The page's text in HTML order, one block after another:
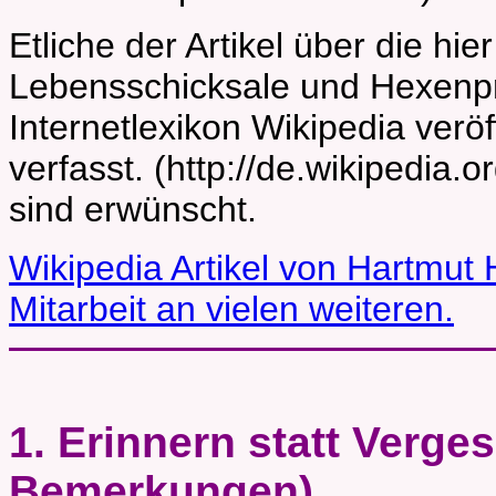
Etliche der Artikel über die
Lebensschicksale und
Internetlexikon Wikipedia
verfasst. (http://
sind erwünscht.
Wikipedia Artikel von Hartmut
Mitarbeit an vielen weiteren.
1. Erinnern statt